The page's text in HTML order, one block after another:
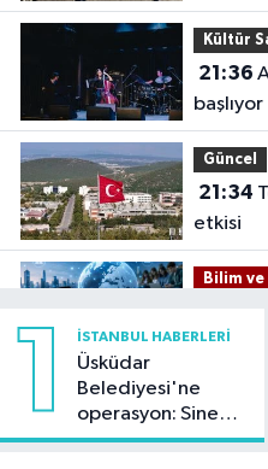
Kültür
21:36
başlıyor
Güncel
21:34
etkisi
Bilim
oranı
Bilim
1 İSTANBUL HABERLERI
Üsküdar
Belediyesi'ne
operasyon: Sinem
Dedetaş'a